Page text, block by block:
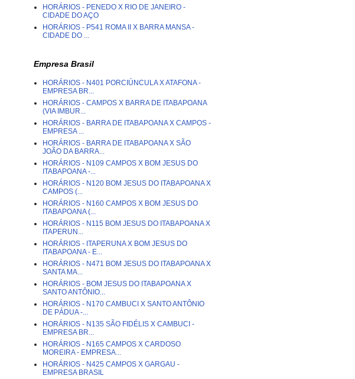
HORÁRIOS - PENEDO X RIO DE JANEIRO -
CIDADE DO AÇO
HORÁRIOS - P541 ROMA II X BARRA MANSA -
CIDADE DO ...
Empresa Brasil
HORÁRIOS - N401 PORCIÚNCULA X ATAFONA -
EMPRESA BR...
HORÁRIOS - CAMPOS X BARRA DE ITABAPOANA
(VIA IMBUR...
HORÁRIOS - BARRA DE ITABAPOANA X CAMPOS -
EMPRESA ...
HORÁRIOS - BARRA DE ITABAPOANA X SÃO
JOÃO DA BARRA...
HORÁRIOS - N109 CAMPOS X BOM JESUS DO
ITABAPOANA -...
HORÁRIOS - N120 BOM JESUS DO ITABAPOANA X
CAMPOS (...
HORÁRIOS - N160 CAMPOS X BOM JESUS DO
ITABAPOANA (...
HORÁRIOS - N115 BOM JESUS DO ITABAPOANA X
ITAPERUN...
HORÁRIOS - ITAPERUNA X BOM JESUS DO
ITABAPOANA - E...
HORÁRIOS - N471 BOM JESUS DO ITABAPOANA X
SANTA MA...
HORÁRIOS - BOM JESUS DO ITABAPOANA X
SANTO ANTÔNIO...
HORÁRIOS - N170 CAMBUCI X SANTO ANTÔNIO
DE PÁDUA -...
HORÁRIOS - N135 SÃO FIDÉLIS X CAMBUCI -
EMPRESA BR...
HORÁRIOS - N165 CAMPOS X CARDOSO
MOREIRA - EMPRESA...
HORÁRIOS - N425 CAMPOS X GARGAU -
EMPRESA BRASIL